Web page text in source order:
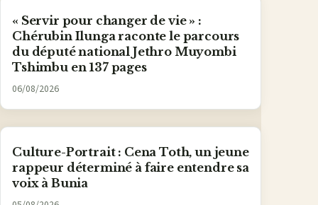
« Servir pour changer de vie » :
Chérubin Ilunga raconte le parcours
du député national Jethro Muyombi
Tshimbu en 137 pages
06/08/2026
Culture-Portrait : Cena Toth, un jeune
rappeur déterminé à faire entendre sa
voix à Bunia